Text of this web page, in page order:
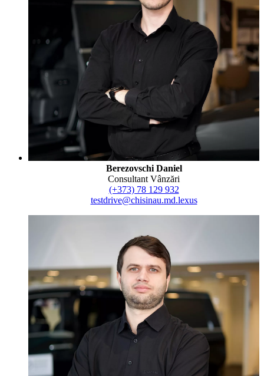
Berezovschi Daniel
Consultant Vânzări
(+373) 78 129 932
testdrive@chisinau.md.lexus